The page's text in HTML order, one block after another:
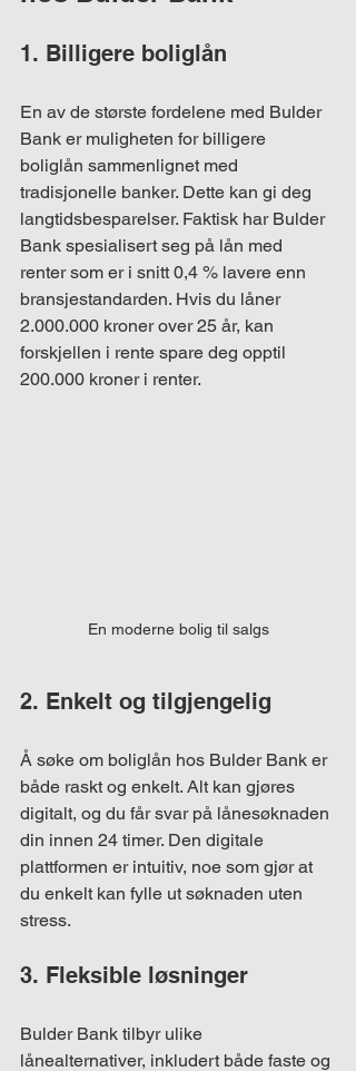
1. Billigere boliglån
En av de største fordelene med Bulder
Bank er muligheten for billigere
boliglån sammenlignet med
tradisjonelle banker. Dette kan gi deg
langtidsbesparelser. Faktisk har Bulder
Bank spesialisert seg på lån med
renter som er i snitt 0,4 % lavere enn
bransjestandarden. Hvis du låner
2.000.000 kroner over 25 år, kan
forskjellen i rente spare deg opptil
200.000 kroner i renter.
En moderne bolig til salgs
2. Enkelt og tilgjengelig
Å søke om boliglån hos Bulder Bank er
både raskt og enkelt. Alt kan gjøres
digitalt, og du får svar på lånesøknaden
din innen 24 timer. Den digitale
plattformen er intuitiv, noe som gjør at
du enkelt kan fylle ut søknaden uten
stress.
3. Fleksible løsninger
Bulder Bank tilbyr ulike
lånealternativer, inkludert både faste og